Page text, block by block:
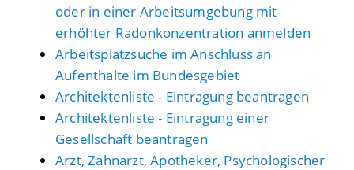
oder in einer Arbeitsumgebung mit
erhöhter Radonkonzentration anmelden
Arbeitsplatzsuche im Anschluss an
Aufenthalte im Bundesgebiet
Architektenliste - Eintragung beantragen
Architektenliste - Eintragung einer
Gesellschaft beantragen
Arzt, Zahnarzt, Apotheker, Psychologischer